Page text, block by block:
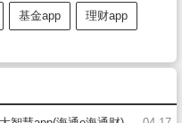
基金app 理财app